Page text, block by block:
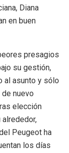
Diana
en buen
presagios
su gestión,
al asunto y sólo
nuevo
elección
Peugeot ha
los días